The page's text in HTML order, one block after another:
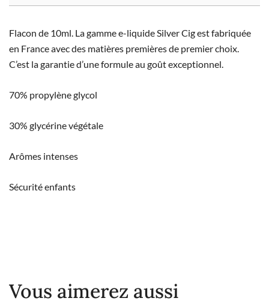
Flacon de 10ml. La gamme e-liquide Silver Cig est fabriquée
en France avec des matières premières de premier choix.
C’est la garantie d’une formule au goût exceptionnel.
70% propylène glycol
30% glycérine végétale
Arômes intenses
Sécurité enfants
Vous aimerez aussi